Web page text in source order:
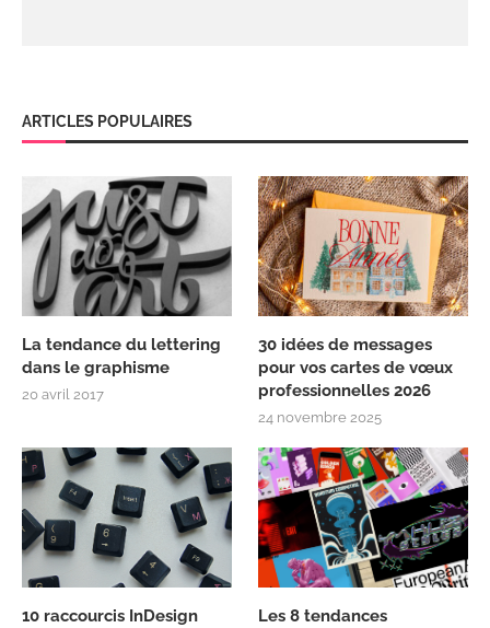
ARTICLES POPULAIRES
La tendance du lettering
dans le graphisme
20 avril 2017
30 idées de messages
pour vos cartes de vœux
professionnelles 2026
24 novembre 2025
10 raccourcis InDesign
Les 8 tendances